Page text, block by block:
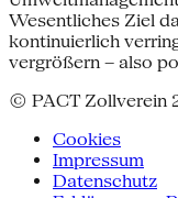
Wesentliches Ziel
kontinuierlich
vergrößern – also
© PACT Zollverein
Cookies
Impressum
Datenschutz